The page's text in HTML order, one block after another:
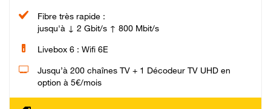
Fibre très rapide :
jusqu'à ↓ 2 Gbit/s ↑ 800 Mbit/s
Livebox 6 : Wifi 6E
Jusqu’à 200 chaînes TV + 1 Décodeur TV UHD en
option à 5€/mois